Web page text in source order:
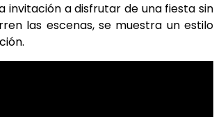
invitación a disfrutar de una fiesta sin
las escenas, se muestra un estilo